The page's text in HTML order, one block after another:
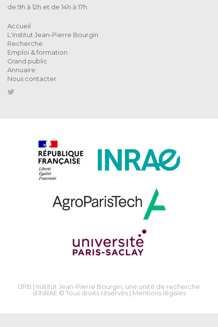
de 9h à 12h et de 14h à 17h
Accueil
L'institut Jean-Pierre Bourgin
Recherche
Emploi & formation
Grand public
Annuaire
Nous contacter
IJPB | Institut Jean-Pierre Bourgin, une unité de recherche
d’INRAE © Tous droits réservés | Mentions légales